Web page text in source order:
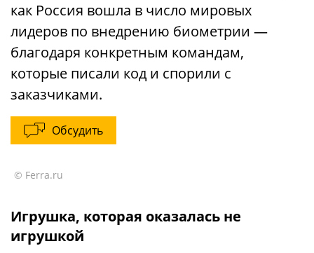
как Россия вошла в число мировых
лидеров по внедрению биометрии —
благодаря конкретным командам,
которые писали код и спорили с
заказчиками.
Обсудить
© Ferra.ru
Игрушка, которая оказалась не
игрушкой